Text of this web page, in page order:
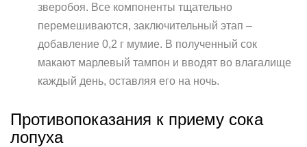
зверобоя. Все компоненты тщательно
перемешиваются, заключительный этап –
добавление 0,2 г мумие. В полученный сок
макают марлевый тампон и вводят во влагалище
каждый день, оставляя его на ночь.
Противопоказания к приему сока
лопуха